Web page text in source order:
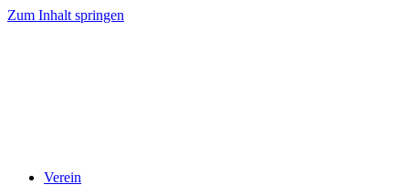
Zum Inhalt springen
Verein